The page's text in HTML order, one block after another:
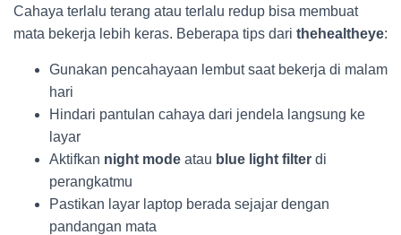
Cahaya terlalu terang atau terlalu redup bisa membuat
mata bekerja lebih keras. Beberapa tips dari thehealtheye:
Gunakan pencahayaan lembut saat bekerja di malam
hari
Hindari pantulan cahaya dari jendela langsung ke
layar
Aktifkan night mode atau blue light filter di
perangkatmu
Pastikan layar laptop berada sejajar dengan
pandangan mata